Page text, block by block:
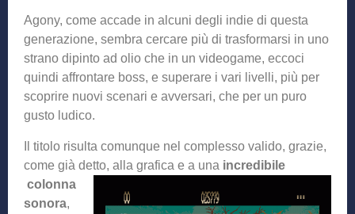
Agony, come accade in alcuni degli indie di questa
generazione, sembra cercare più di trasformarsi in uno
strano dipinto ad olio che in un videogame, eccoci
quindi affrontare boss, e superare i vari livelli, più per
scoprire nuovi scenari e avversari, che per un puro
gusto ludico.
Il titolo risulta comunque nel complesso valido, grazie,
come già detto, alla grafica e a una incredibile
colonna
sonora,